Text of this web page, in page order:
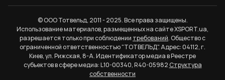
© ООО Тотвельд, 2011 - 2025. Все права защищены.
Использование материалов, размещенных на сайте XSPORT.ua,
разрешается только при соблюдении требований. Общество с
ограниченной ответственностью "ТОТВЕЛЬД". Адрес: 04112, г.
Киев, ул. Рижская, 8-А. Идентификатор медиа в Реестре
субъектов в сфере медиа: L10-00340, R40-05982Структура
собственности